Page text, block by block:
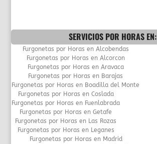
SERVICIOS POR HORAS EN:
Furgonetas por Horas en Alcobendas
Furgonetas por Horas en Alcorcon
Furgonetas por Horas en Aravaca
Furgonetas por Horas en Barajas
Furgonetas por Horas en Boadilla del Monte
Furgonetas por Horas en Coslada
Furgonetas por Horas en Fuenlabrada
Furgonetas por Horas en Getafe
Furgonetas por Horas en Las Rozas
Furgonetas por Horas en Leganes
Furgonetas por Horas en Madrid